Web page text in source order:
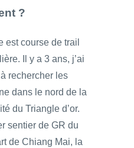
?
est course de trail
Il y a 3 ans, j’ai
rechercher les
dans le nord de la
du Triangle d’or.
sentier de GR du
de Chiang Mai, la